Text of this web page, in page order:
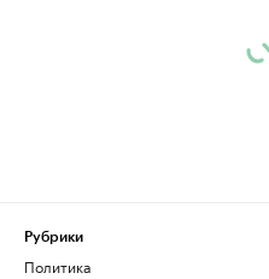
Рубрики
Политика